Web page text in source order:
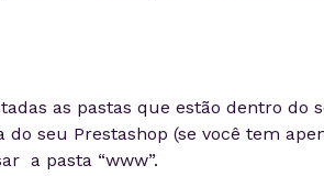
as pastas que estão dentro do
do seu Prestashop (se você tem
a pasta “www”.